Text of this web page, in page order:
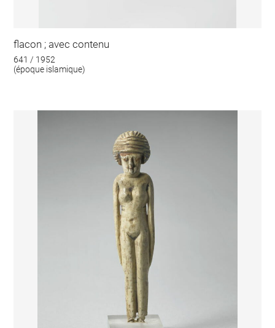
flacon ; avec contenu
641 / 1952
(époque islamique)